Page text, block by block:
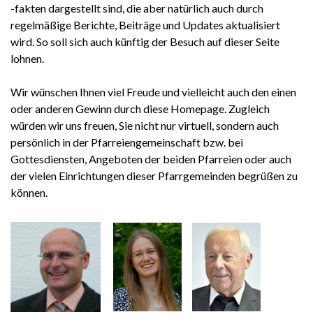
-fakten dargestellt sind, die aber natürlich auch durch
regelmäßige Berichte, Beiträge und Updates aktualisiert
wird. So soll sich auch künftig der Besuch auf dieser Seite
lohnen.
Wir wünschen Ihnen viel Freude und vielleicht auch den einen
oder anderen Gewinn durch diese Homepage. Zugleich
würden wir uns freuen, Sie nicht nur virtuell, sondern auch
persönlich in der Pfarreiengemeinschaft bzw. bei
Gottesdiensten, Angeboten der beiden Pfarreien oder auch
der vielen Einrichtungen dieser Pfarrgemeinden begrüßen zu
können.